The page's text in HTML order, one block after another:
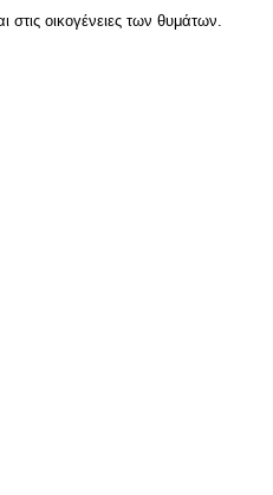
οικογένειες των θυμάτων.